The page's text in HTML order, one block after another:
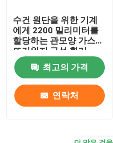
수건 원단을 위한 기계
에게 2200 밀리미터를
할당하는 관모양 가스
뜨거워지 구성 환기
최고의 가격
연락처